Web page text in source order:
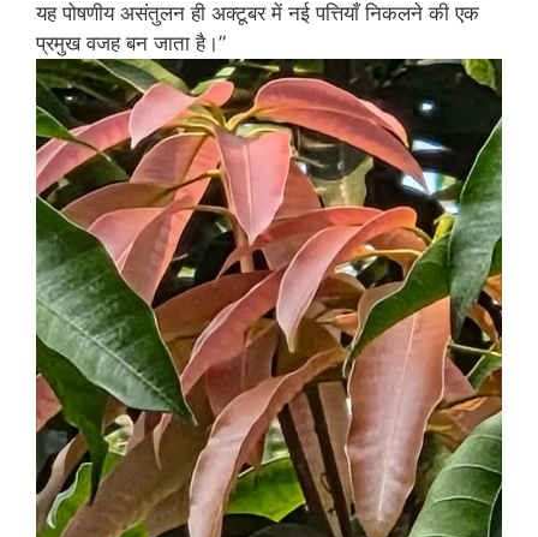
यह पोषणीय असंतुलन ही अक्टूबर में नई पत्तियाँ निकलने की एक
प्रमुख वजह बन जाता है।”